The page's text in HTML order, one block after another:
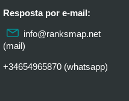
Resposta por e-mail:
info@ranksmap.net
(mail)
+34654965870 (whatsapp)